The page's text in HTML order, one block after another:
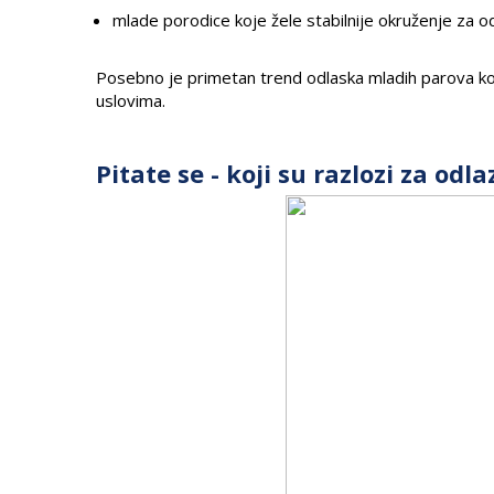
mlade porodice koje žele stabilnije okruženje za
Posebno je primetan trend odlaska mladih parova
uslovima.
Pitate se - koji su razlozi za